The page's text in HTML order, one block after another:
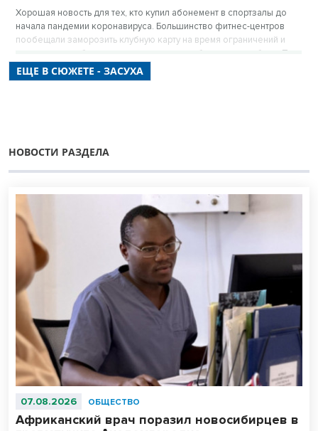
Хорошая новость для тех, кто купил абонемент в спортзалы до
начала пандемии коронавируса. Большинство фитнес-центров
пообещали заморозить клубную карту на время ограничений и
вернуть неотработанные часы после возобновления работы. При
этом заняться своим телом можно уже сейчас – тренировки
перенесли из залов на улицы.
ЕЩЕ В СЮЖЕТЕ - ЗАСУХА
НОВОСТИ РАЗДЕЛА
07.08.2026 ОБЩЕСТВО
Африканский врач поразил новосибирцев в